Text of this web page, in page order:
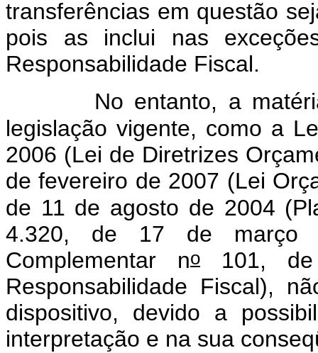
transferências em questão
pois as inclui nas
Responsabilidade Fiscal.
No entanto, a matéria
legislação vigente, como a
2006 (Lei de Diretrizes
de fevereiro de 2007 (Lei
de 11 de agosto de 2004
4.320, de 17 de março
Complementar no101, de
Responsabilidade Fiscal),
dispositivo, devido a
interpretação e na sua